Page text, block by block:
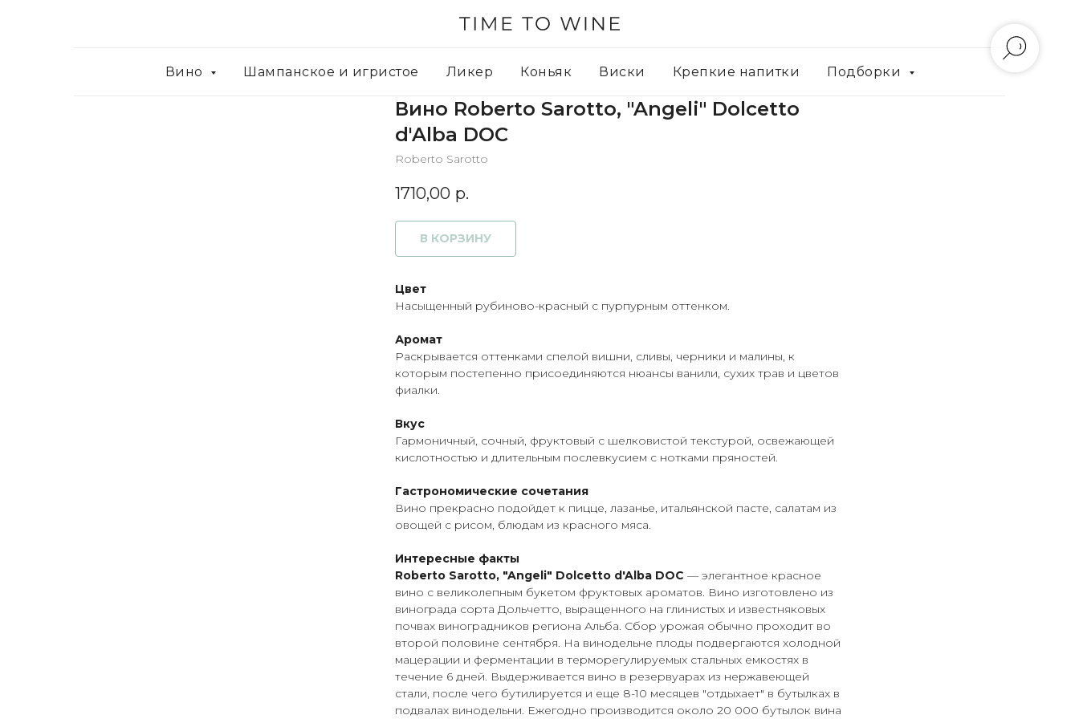
Вино Шампанское и игристое Ликер Коньяк Виски Крепкие напитки Подборки
Вино Roberto Sarotto, "Angeli" Dolcetto
d'Alba DOC
Roberto Sarotto
1710,00 р.
В КОРЗИНУ
Цвет
Насыщенный рубиново-красный с пурпурным оттенком.
Аромат
Раскрывается оттенками спелой вишни, сливы, черники и малины, к
которым постепенно присоединяются нюансы ванили, сухих трав и цветов
фиалки.
Вкус
Гармоничный, сочный, фруктовый с шелковистой текстурой, освежающей
кислотностью и длительным послевкусием с нотками пряностей.
Гастрономические сочетания
Вино прекрасно подойдет к пицце, лазанье, итальянской пасте, салатам из
овощей с рисом, блюдам из красного мяса.
Интересные факты
Roberto Sarotto, "Angeli" Dolcetto d'Alba DOC — элегантное красное
вино с великолепным букетом фруктовых ароматов. Вино изготовлено из
винограда сорта Дольчетто, выращенного на глинистых и известняковых
почвах виноградников региона Альба. Сбор урожая обычно проходит во
второй половине сентября. На винодельне плоды подвергаются холодной
мацерации и ферментации в терморегулируемых стальных емкостях в
течение 6 дней. Выдерживается вино в резервуарах из нержавеющей
стали, после чего бутилируется и еще 8-10 месяцев "отдыхает" в бутылках в
подвалах винодельни. Ежегодно производится около 20 000 бутылок вина